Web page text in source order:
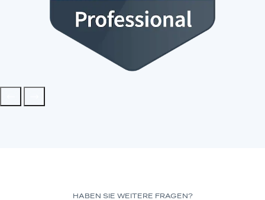
HABEN SIE WEITERE FRAGEN?